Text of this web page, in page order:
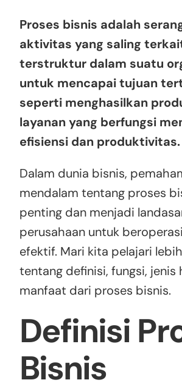
Proses bisnis adalah
aktivitas yang saling
terstruktur dalam suatu
untuk mencapai tujuan
seperti menghasilkan
layanan yang berfungsi
efisiensi dan produktivitas.
Dalam dunia bisnis,
mendalam tentang proses
penting dan menjadi
perusahaan untuk
efektif. Mari kita pelajari
tentang definisi, fungsi, jenis
manfaat dari proses bisnis.
Definisi
Bisnis